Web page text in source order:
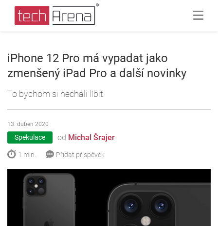
iPhone 12 Pro má vypadat jako
zmenšený iPad Pro a další novinky
To bychom si nechali líbit
Spekulace od Michal Šrajer
13. duben 2020
1 min. Přidat příspěvek